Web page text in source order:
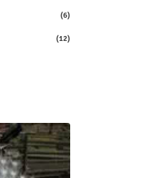
(6)
(12)